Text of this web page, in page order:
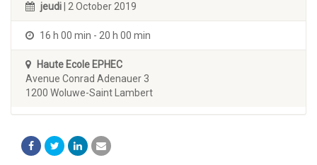
jeudi | 2 October 2019
16 h 00 min - 20 h 00 min
Haute Ecole EPHEC
Avenue Conrad Adenauer 3
1200 Woluwe-Saint Lambert